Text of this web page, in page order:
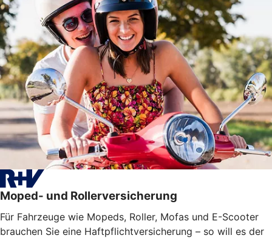
Moped- und Rollerversicherung
Für Fahrzeuge wie Mopeds, Roller, Mofas und E-Scooter
brauchen Sie eine Haftpflichtversicherung – so will es der